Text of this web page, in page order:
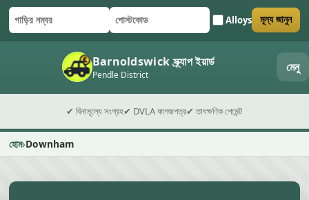
গাড়ির নম্বর
পোস্টকোড Alloys
ফর্ম জমা দিন মূল্য জানুন
Barnoldswick স্ক্র্যাপ ইয়ার্ড
Pendle District মেনু
✔ বিনামূল্যে সংগ্রহ✔ DVLA কাগজপত্র✔ তাৎক্ষণিক পেমেন্ট
হোম Downham